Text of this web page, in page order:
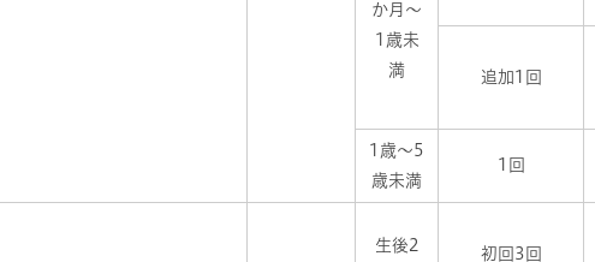
か月～
1歳未
満
追加1回
1歳～5
歳未満
1回
生後2
初回3回